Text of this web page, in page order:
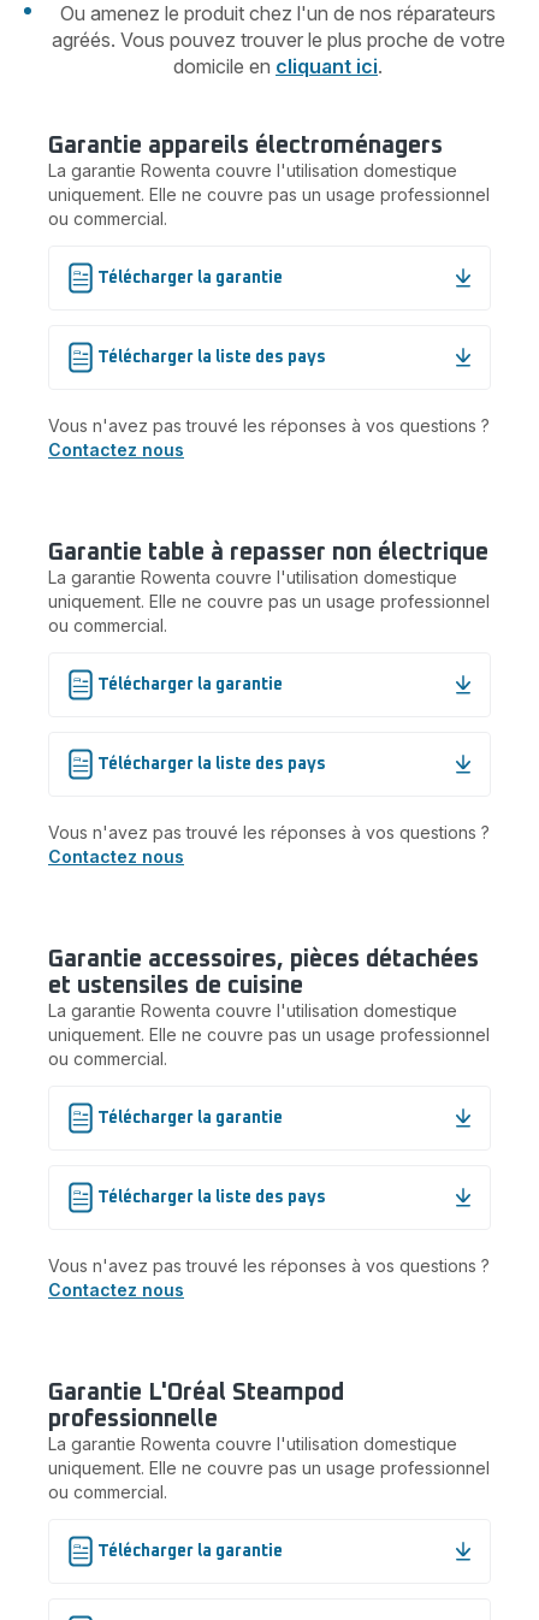
Ou amenez le produit chez l'un de nos réparateurs
agréés. Vous pouvez trouver le plus proche de votre
domicile en cliquant ici.
Garantie appareils électroménagers
La garantie Rowenta couvre l'utilisation domestique
uniquement. Elle ne couvre pas un usage professionnel
ou commercial.
Télécharger la garantie
Télécharger la liste des pays
Vous n'avez pas trouvé les réponses à vos questions ?
Contactez nous
Garantie table à repasser non électrique
La garantie Rowenta couvre l'utilisation domestique
uniquement. Elle ne couvre pas un usage professionnel
ou commercial.
Télécharger la garantie
Télécharger la liste des pays
Vous n'avez pas trouvé les réponses à vos questions ?
Contactez nous
Garantie accessoires, pièces détachées
et ustensiles de cuisine
La garantie Rowenta couvre l'utilisation domestique
uniquement. Elle ne couvre pas un usage professionnel
ou commercial.
Télécharger la garantie
Télécharger la liste des pays
Vous n'avez pas trouvé les réponses à vos questions ?
Contactez nous
Garantie L'Oréal Steampod
professionnelle
La garantie Rowenta couvre l'utilisation domestique
uniquement. Elle ne couvre pas un usage professionnel
ou commercial.
Télécharger la garantie